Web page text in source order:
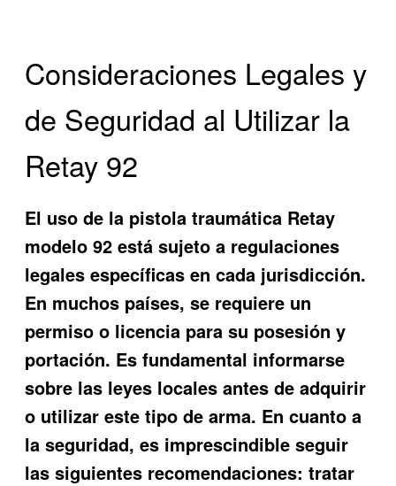
Consideraciones Legales y
de Seguridad al Utilizar la
Retay 92
El uso de la pistola traumática Retay
modelo 92 está sujeto a regulaciones
legales específicas en cada jurisdicción.
En muchos países, se requiere un
permiso o licencia para su posesión y
portación. Es fundamental informarse
sobre las leyes locales antes de adquirir
o utilizar este tipo de arma. En cuanto a
la seguridad, es imprescindible seguir
las siguientes recomendaciones: tratar